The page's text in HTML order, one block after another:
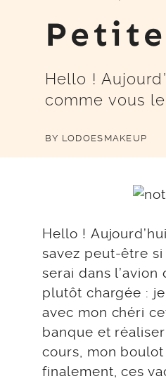
Hello !
comme vous
BY LODOESMAKEUP
Hello !
savez peut-être
serai dans
plutôt chargée :
avec mon chéri
banque et
cours, mon boulot
finalement, ces